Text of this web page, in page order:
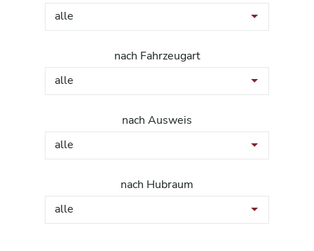
alle
nach Fahrzeugart
alle
nach Ausweis
alle
nach Hubraum
alle